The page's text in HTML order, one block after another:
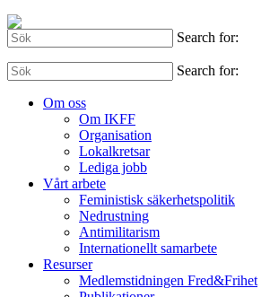
Search for:
Search for:
Om oss
Om IKFF
Organisation
Lokalkretsar
Lediga jobb
Vårt arbete
Feministisk säkerhetspolitik
Nedrustning
Antimilitarism
Internationellt samarbete
Resurser
Medlemstidningen Fred&Frihet